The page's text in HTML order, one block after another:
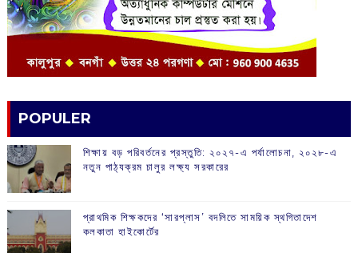
POPULER
শিক্ষায় বড় পরিবর্তনের প্রস্তুতি: ২০২৭-এ পর্যালোচনা, ২০২৮-এ
নতুন পাঠ্যক্রম চালুর লক্ষ্য সরকারের
প্রাথমিক শিক্ষকদের ‘সারপ্লাস’ বদলিতে সাময়িক স্থগিতাদেশ
কলকাতা হাইকোর্টের